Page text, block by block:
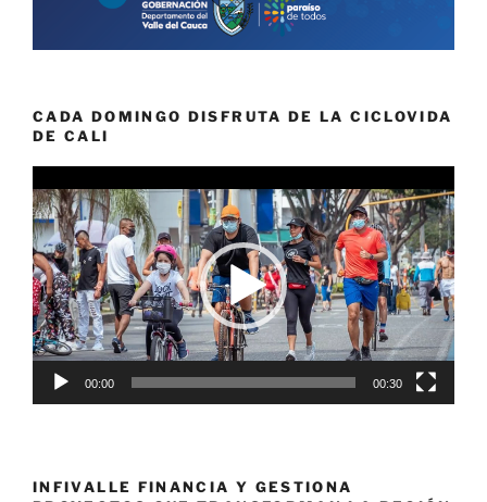
CADA DOMINGO DISFRUTA DE LA CICLOVIDA
DE CALI
de
vídeo
00:00 00:30
INFIVALLE FINANCIA Y GESTIONA